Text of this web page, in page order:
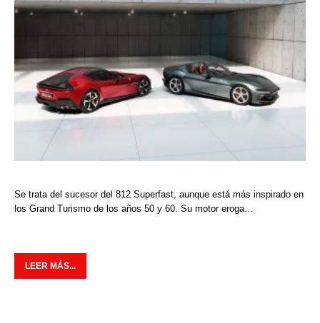
Se trata del sucesor del 812 Superfast, aunque está más inspirado en
los Grand Turismo de los años 50 y 60. Su motor eroga…
LEER MÁS...